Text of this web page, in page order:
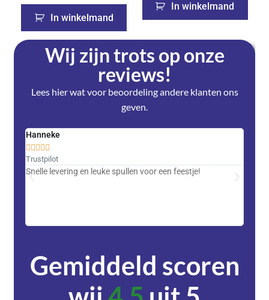
In winkelmand
In winkelmand
Wij zijn trots op onze
reviews!
Lees hier wat voor beoordeling andere klanten ons
geven.
Hanneke

Trustpilot
Snelle levering en leuke spullen voor een feestje!
Gemiddeld scoren